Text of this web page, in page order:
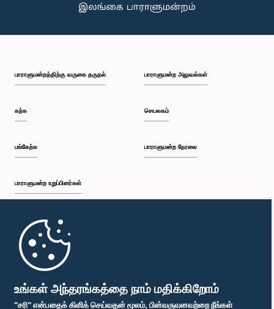
உங்கள் அந்தரங்கத்தை நாம் மதிக்கிறோம்
"சரி" என்பதைக் கிளிக் செய்வதன் மூலம், பின்வருவனவற்றை நீங்கள்
பாராளுமன்றத்திற்கு வருகை தருதல்
கற்க
பங்கேற்க
பாராளுமன்ற உறுப்பினர்கள்
முதற்பக்கம்
பாராளுமன்ற அலுவல்கள்
செயலகம்
பாராளுமன்ற நேரலை
பாராளுமன்ற கையடக்க செயலி